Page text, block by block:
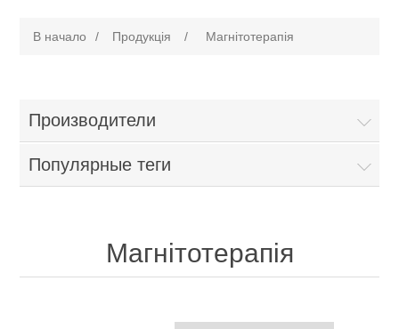
В начало / Продукція / Магнітотерапія
Производители
Популярные теги
Магнітотерапія